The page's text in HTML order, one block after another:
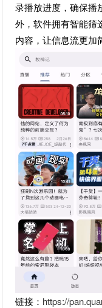
录播放进度，确保播
外，软件拥有智能筛
内容，让信息流更加
链接： https://